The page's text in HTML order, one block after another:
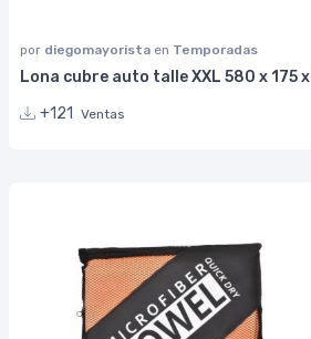
por diegomayorista en Temporadas
Lona cubre auto talle XXL 580 x 175
+121
Ventas